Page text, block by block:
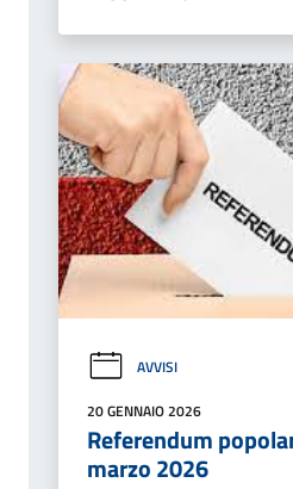
AVVISI
20 GENNAIO 2026
Referendum
marzo 2026